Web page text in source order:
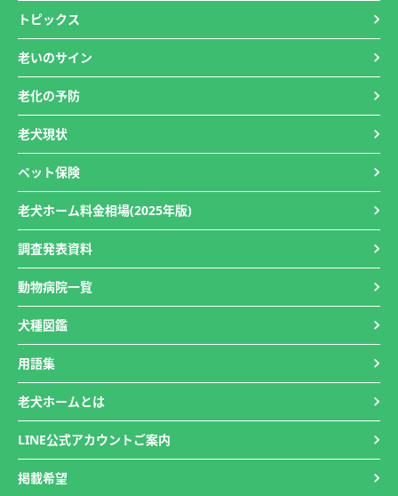
トピックス
老いのサイン
老化の予防
老犬現状
ペット保険
老犬ホーム料金相場(2025年版)
調査発表資料
動物病院一覧
犬種図鑑
用語集
老犬ホームとは
LINE公式アカウントご案内
掲載希望